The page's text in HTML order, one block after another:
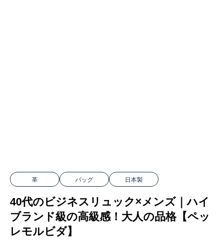
革 バッグ 日本製
40代のビジネスリュック×メンズ｜ハイ
ブランド級の高級感！大人の品格【ペッ
レモルビダ】